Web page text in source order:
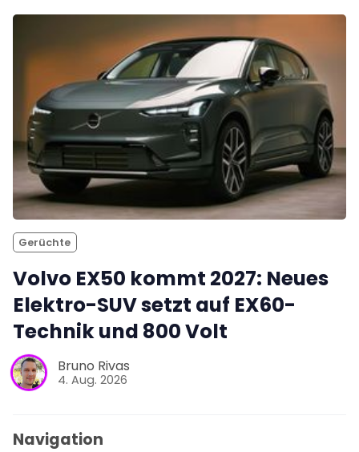
Gerüchte
Volvo EX50 kommt 2027: Neues
Elektro-SUV setzt auf EX60-
Technik und 800 Volt
Bruno Rivas
4. Aug. 2026
Navigation